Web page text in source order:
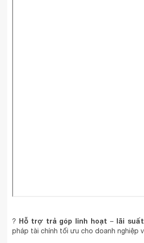
? Hỗ trợ trả góp linh hoạt – lãi
pháp tài chính tối ưu cho doanh nghiệp